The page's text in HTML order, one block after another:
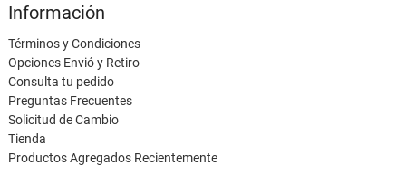
Información
Términos y Condiciones
Opciones Envió y Retiro
Consulta tu pedido
Preguntas Frecuentes
Solicitud de Cambio
Tienda
Productos Agregados Recientemente